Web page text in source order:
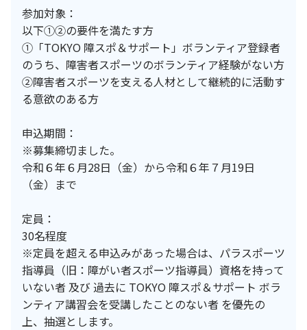
参加対象：
以下①②の要件を満たす方
①「TOKYO 障スポ＆サポート」ボランティア登録者
のうち、障害者スポーツのボランティア経験がない方
②障害者スポーツを支える人材として継続的に活動す
る意欲のある方
申込期間：
※募集締切ました。
令和６年６月28日（金）から令和６年７月19日
（金）まで
定員：
30名程度
※定員を超える申込みがあった場合は、パラスポーツ
指導員（旧：障がい者スポーツ指導員）資格を持って
いない者 及び 過去に TOKYO 障スポ＆サポート ボラ
ンティア講習会を受講したことのない者 を優先の
上、抽選とします。